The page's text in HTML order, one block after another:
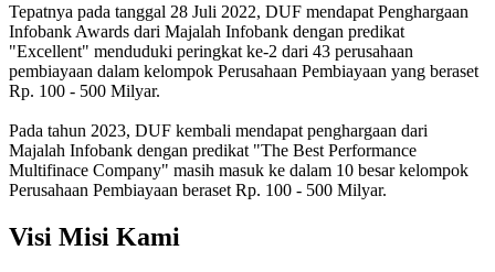
Tepatnya pada tanggal 28 Juli 2022, DUF mendapat Penghargaan
Infobank Awards dari Majalah Infobank dengan predikat
"Excellent" menduduki peringkat ke-2 dari 43 perusahaan
pembiayaan dalam kelompok Perusahaan Pembiayaan yang beraset
Rp. 100 - 500 Milyar.
Pada tahun 2023, DUF kembali mendapat penghargaan dari
Majalah Infobank dengan predikat "The Best Performance
Multifinace Company" masih masuk ke dalam 10 besar kelompok
Perusahaan Pembiayaan beraset Rp. 100 - 500 Milyar.
Visi Misi Kami